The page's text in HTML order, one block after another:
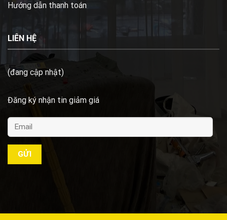
Hướng dẫn thanh toán
LIÊN HỆ
(đang cập nhật)
Đăng ký nhận tin giảm giá